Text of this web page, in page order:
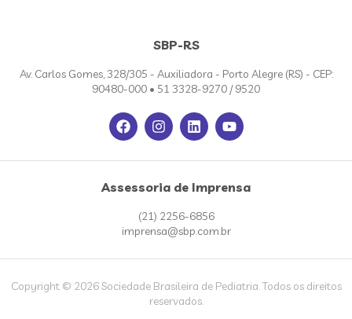
SBP-RS
Av. Carlos Gomes, 328/305 - Auxiliadora - Porto Alegre (RS) - CEP:
90480-000 • 51 3328-9270 / 9520
Assessoria de Imprensa
(21) 2256-6856
imprensa@sbp.com.br
Copyright © 2026 Sociedade Brasileira de Pediatria. Todos os direitos
reservados.